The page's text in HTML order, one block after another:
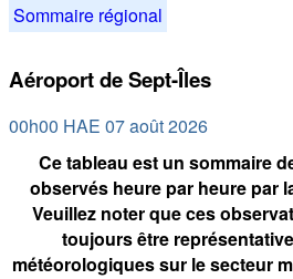
Sommaire régional
Aéroport de Sept-Îles
00h00 HAE 07 août 2026
Ce tableau est un sommaire
observés heure par heure par
Veuillez noter que ces
toujours être
météorologiques sur le secteur